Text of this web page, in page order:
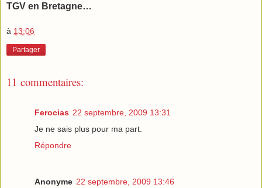
TGV en Bretagne…
à 13:06
Partager
11 commentaires:
Ferocias 22 septembre, 2009 13:31
Je ne sais plus pour ma part.
Répondre
Anonyme 22 septembre, 2009 13:46